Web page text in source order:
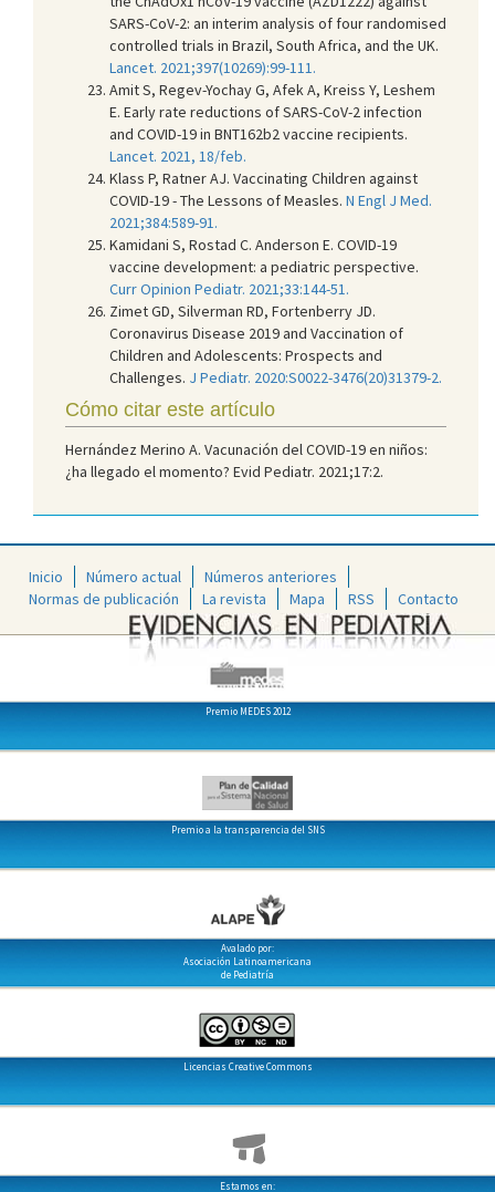
SARS-CoV-2: an interim analysis of four randomised
controlled trials in Brazil, South Africa, and the UK.
Lancet. 2021;397(10269):99-111.
Amit S, Regev-Yochay G, Afek A, Kreiss Y, Leshem
E. Early rate reductions of SARS-CoV-2 infection
and COVID-19 in BNT162b2 vaccine recipients.
Lancet. 2021, 18/feb.
Klass P, Ratner AJ. Vaccinating Children against
COVID-19 - The Lessons of Measles. N Engl J Med.
2021;384:589-91.
Kamidani S, Rostad C. Anderson E. COVID-19
vaccine development: a pediatric perspective.
Curr Opinion Pediatr. 2021;33:144-51.
Zimet GD, Silverman RD, Fortenberry JD.
Coronavirus Disease 2019 and Vaccination of
Children and Adolescents: Prospects and
Challenges. J Pediatr. 2020:S0022-3476(20)31379-2.
Cómo citar este artículo
Hernández Merino A. Vacunación del COVID-19 en niños:
¿ha llegado el momento? Evid Pediatr. 2021;17:2.
Inicio Número actual
Números anteriores
Normas de publicación
La revista Mapa RSS Contacto
Premio MEDES 2012
Premio a la transparencia del SNS
Avalado por:
Asociación Latinoamericana
de Pediatría
Licencias Creative Commons
Estamos en: